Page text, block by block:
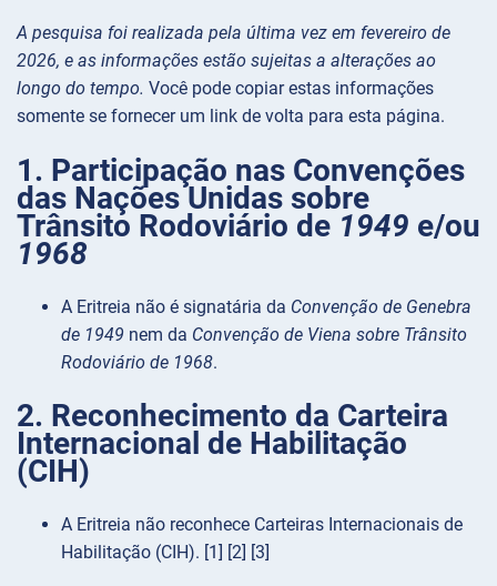
A pesquisa foi realizada pela última vez em fevereiro de
2026, e as informações estão sujeitas a alterações ao
longo do tempo. Você pode copiar estas informações
somente se fornecer um link de volta para esta página.
1. Participação nas Convenções
das Nações Unidas sobre
Trânsito Rodoviário de 1949 e/ou
1968
A Eritreia não é signatária da Convenção de Genebra
de 1949 nem da Convenção de Viena sobre Trânsito
Rodoviário de 1968.
2. Reconhecimento da Carteira
Internacional de Habilitação
(CIH)
A Eritreia não reconhece Carteiras Internacionais de
Habilitação (CIH). [1] [2] [3]